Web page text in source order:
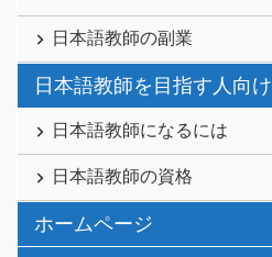
日本語教師の副業
日本語教師を目指す人向け
日本語教師になるには
日本語教師の資格
ホームページ